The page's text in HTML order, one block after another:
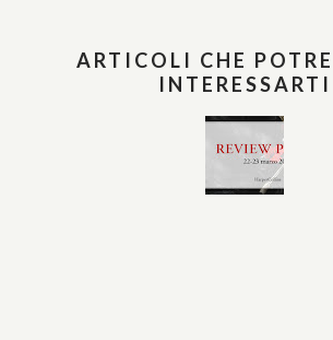
ARTICOLI CHE
INTERESSARTI